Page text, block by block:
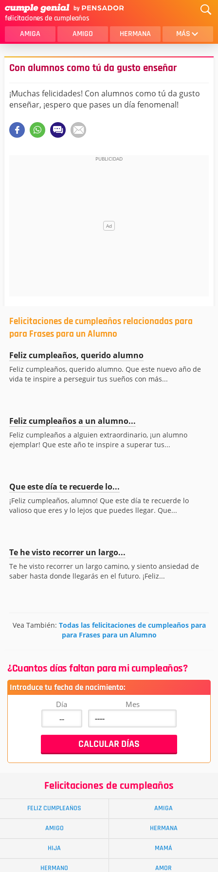
felicitaciones de cumpleaños
AMIGA AMIGO HERMANA MÁS
MAMA
AMOR
SOBRINA
HIJA
NOVIA
Con alumnos como tú da gusto enseñar
¡Muchas felicidades! Con alumnos como tú da gusto
enseñar, ¡espero que pases un día fenomenal!
Felicitaciones de cumpleaños relacionadas para
para Frases para un Alumno
Feliz cumpleaños, querido alumno
Feliz cumpleaños, querido alumno. Que este nuevo año de
vida te inspire a perseguir tus sueños con más...
Feliz cumpleaños a un alumno...
Feliz cumpleaños a alguien extraordinario, ¡un alumno
ejemplar! Que este año te inspire a superar tus...
Que este día te recuerde lo...
¡Feliz cumpleaños, alumno! Que este día te recuerde lo
valioso que eres y lo lejos que puedes llegar. Que...
Te he visto recorrer un largo...
Te he visto recorrer un largo camino, y siento ansiedad de
saber hasta donde llegarás en el futuro. ¡Feliz...
Vea También: Todas las felicitaciones de cumpleaños para
para Frases para un Alumno
¿Cuantos días faltan para mi cumpleaños?
Introduce tu fecha de nacimiento:
Día Mes
Felicitaciones de cumpleaños
FELIZ CUMPLEAÑOS AMIGA
AMIGO HERMANA
HIJA MAMÁ
HERMANO AMOR